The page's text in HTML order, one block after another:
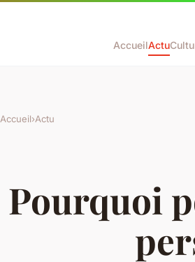
AccueilActu
Accueil›Actu
Pourquoi